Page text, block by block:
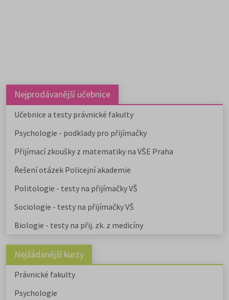
Nejprodávanější učebnice
Učebnice a testy právnické fakulty
Psychologie - podklady pro přijímačky
Přijímací zkoušky z matematiky na VŠE Praha
Řešení otázek Policejní akademie
Politologie - testy na přijímačky VŠ
Sociologie - testy na přijímačky VŠ
Biologie - testy na přij. zk. z medicíny
Nejžádanější kurzy
Právnické fakulty
Psychologie